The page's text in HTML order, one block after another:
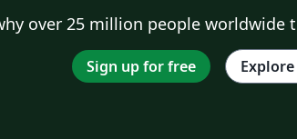
over 25 million people
Sign up for free